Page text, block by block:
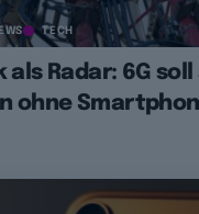
TECH
als Radar: 6G
ohne